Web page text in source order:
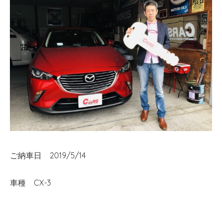
ご納車日 2019/5/14
車種 CX-3